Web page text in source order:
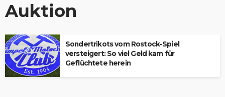
Auktion
Sondertrikots vom Rostock-Spiel
versteigert: So viel Geld kam für
Geflüchtete herein